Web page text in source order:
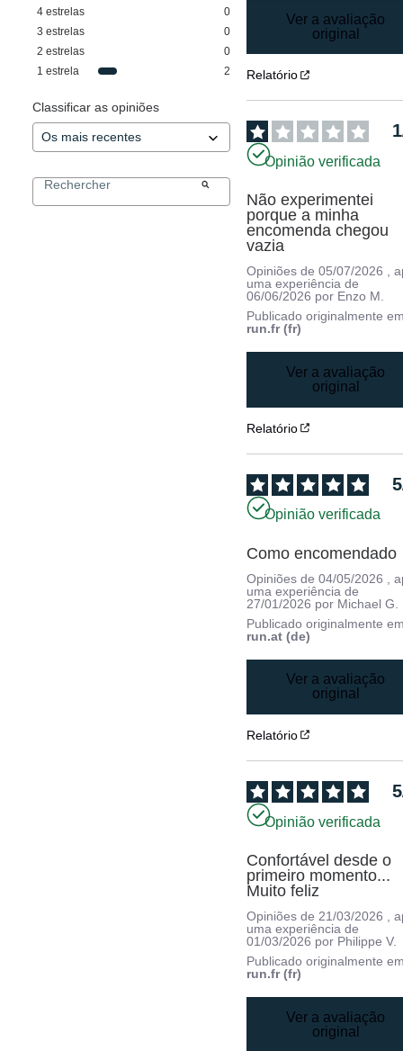
4 estrelas
0
3 estrelas
0
2 estrelas
0
1 estrela 2
Classificar as opiniões
Ver a avaliação
original
Relatório
1
Opinião verificada
Não experimentei
porque a minha
encomenda chegou
vazia
Opiniões de05/07/2026 ,
uma experiência de
06/06/2026 por Enzo M.
Publicado originalmente
run.fr (fr)
Ver a avaliação
original
Relatório
5
Opinião verificada
Como encomendado
Opiniões de04/05/2026
,
uma experiência de
27/01/2026 por Michael G.
Publicado originalmente
run.at (de)
Ver a avaliação
original
Relatório
5
Opinião verificada
Confortável desde o
primeiro momento...
Muito feliz
Opiniões de 21/03/2026
,
uma experiência de
01/03/2026 por Philippe V.
Publicado originalmente
run.fr (fr)
Ver a avaliação
original